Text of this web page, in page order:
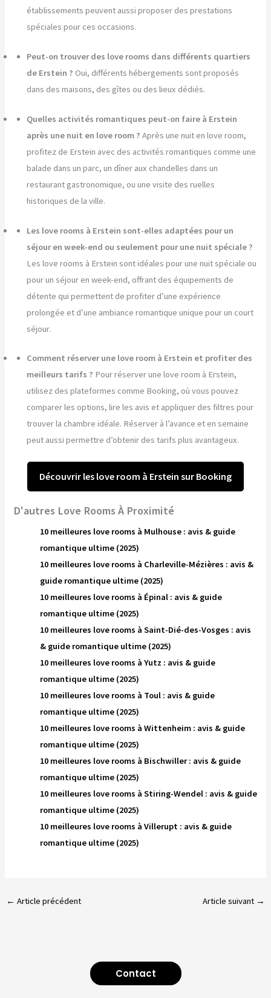
établissements peuvent aussi proposer des prestations
spéciales pour ces occasions.
Peut-on trouver des love rooms dans différents quartiers
de Erstein ? Oui, différents hébergements sont proposés
dans des maisons, des gîtes ou des lieux dédiés.
Quelles activités romantiques peut-on faire à Erstein
après une nuit en love room ? Après une nuit en love room,
profitez de Erstein avec des activités romantiques comme une
balade dans un parc, un dîner aux chandelles dans un
restaurant gastronomique, ou une visite des ruelles
historiques de la ville.
Les love rooms à Erstein sont-elles adaptées pour un
séjour en week-end ou seulement pour une nuit spéciale ?
Les love rooms à Erstein sont idéales pour une nuit spéciale ou
pour un séjour en week-end, offrant des équipements de
détente qui permettent de profiter d’une expérience
prolongée et d’une ambiance romantique unique pour un court
séjour.
Comment réserver une love room à Erstein et profiter des
meilleurs tarifs ? Pour réserver une love room à Erstein,
utilisez des plateformes comme Booking, où vous pouvez
comparer les options, lire les avis et appliquer des filtres pour
trouver la chambre idéale. Réserver à l’avance et en semaine
peut aussi permettre d’obtenir des tarifs plus avantageux.
Découvrir les love room à Erstein sur Booking
D'autres Love Rooms À Proximité
10 meilleures love rooms à Mulhouse : avis & guide
romantique ultime (2025)
10 meilleures love rooms à Charleville-Mézières : avis &
guide romantique ultime (2025)
10 meilleures love rooms à Épinal : avis & guide
romantique ultime (2025)
10 meilleures love rooms à Saint-Dié-des-Vosges : avis
& guide romantique ultime (2025)
10 meilleures love rooms à Yutz : avis & guide
romantique ultime (2025)
10 meilleures love rooms à Toul : avis & guide
romantique ultime (2025)
10 meilleures love rooms à Wittenheim : avis & guide
romantique ultime (2025)
10 meilleures love rooms à Bischwiller : avis & guide
romantique ultime (2025)
10 meilleures love rooms à Stiring-Wendel : avis & guide
romantique ultime (2025)
10 meilleures love rooms à Villerupt : avis & guide
romantique ultime (2025)
← Article précédent Article suivant →
Contact